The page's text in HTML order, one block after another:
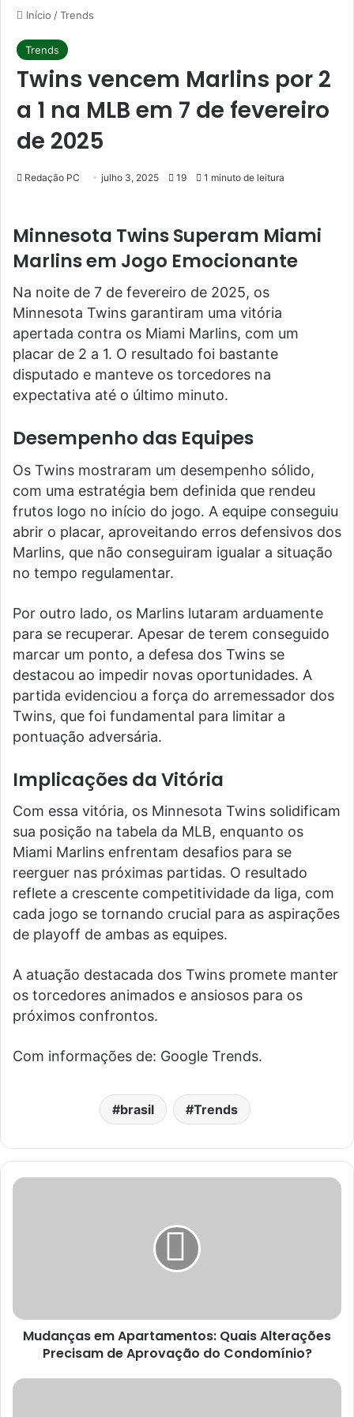
Início /Trends
Trends
Twins vencem Marlins por 2
a 1 na MLB em 7 de fevereiro
de 2025
Redação PC julho 3, 2025 19 1 minuto de leitura
Minnesota Twins Superam Miami
Marlins em Jogo Emocionante
Na noite de 7 de fevereiro de 2025, os
Minnesota Twins garantiram uma vitória
apertada contra os Miami Marlins, com um
placar de 2 a 1. O resultado foi bastante
disputado e manteve os torcedores na
expectativa até o último minuto.
Desempenho das Equipes
Os Twins mostraram um desempenho sólido,
com uma estratégia bem definida que rendeu
frutos logo no início do jogo. A equipe conseguiu
abrir o placar, aproveitando erros defensivos dos
Marlins, que não conseguiram igualar a situação
no tempo regulamentar.
Por outro lado, os Marlins lutaram arduamente
para se recuperar. Apesar de terem conseguido
marcar um ponto, a defesa dos Twins se
destacou ao impedir novas oportunidades. A
partida evidenciou a força do arremessador dos
Twins, que foi fundamental para limitar a
pontuação adversária.
Implicações da Vitória
Com essa vitória, os Minnesota Twins solidificam
sua posição na tabela da MLB, enquanto os
Miami Marlins enfrentam desafios para se
reerguer nas próximas partidas. O resultado
reflete a crescente competitividade da liga, com
cada jogo se tornando crucial para as aspirações
de playoff de ambas as equipes.
A atuação destacada dos Twins promete manter
os torcedores animados e ansiosos para os
próximos confrontos.
Com informações de: Google Trends.
brasil Trends
Mudanças em Apartamentos: Quais Alterações
Precisam de Aprovação do Condomínio?